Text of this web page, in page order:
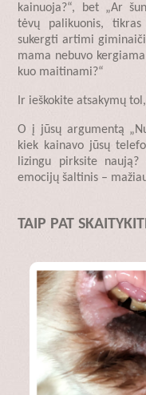
kainuoja?“, bet „Ar
tėvų palikuonis,
sukergti artimi
mama nebuvo
kuo maitinami?“
Ir ieškokite atsakymų
O į jūsų argumentą
kiek kainavo jūsų
lizingu pirksite
emocijų šaltinis –
TAIP PAT